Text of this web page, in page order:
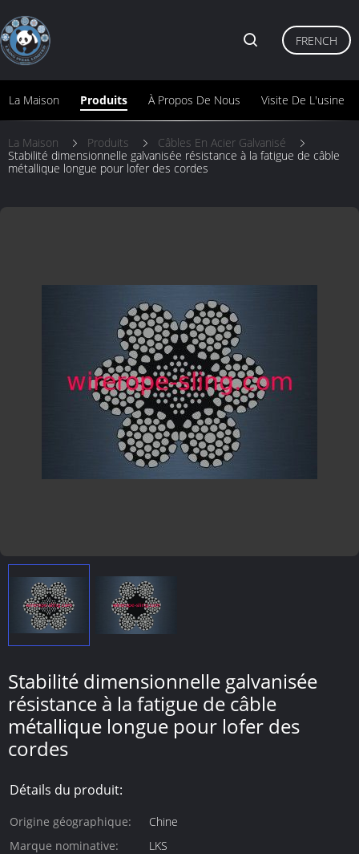
La Maison Produits À Propos De Nous Visite De L'usine
FRENCH
La Maison Produits
Câbles En Acier Galvanisé
Stabilité dimensionnelle galvanisée résistance à la fatigue de câble
métallique longue pour lofer des cordes
Stabilité dimensionnelle galvanisée
résistance à la fatigue de câble
métallique longue pour lofer des
cordes
Détails du produit:
Origine géographique:
Chine
Marque nominative:
LKS